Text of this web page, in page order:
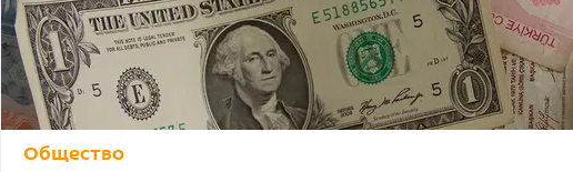
Общество